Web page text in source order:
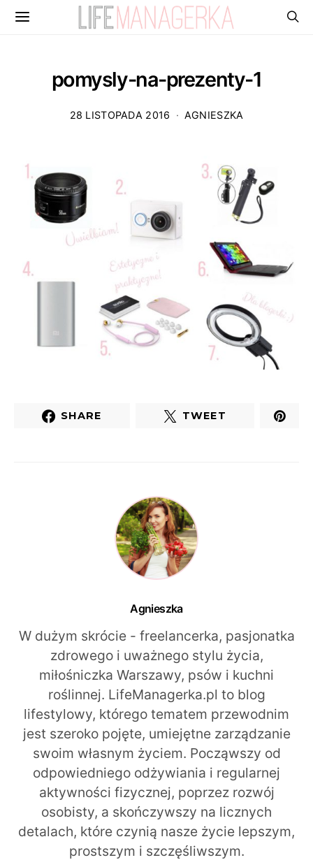
pomysly-na-prezenty-1
28 LISTOPADA 2016 AGNIESZKA
SHARE TWEET
Agnieszka
W dużym skrócie - freelancerka, pasjonatka
zdrowego i uważnego stylu życia,
miłośniczka Warszawy, psów i kuchni
roślinnej. LifeManagerka.pl to blog
lifestylowy, którego tematem przewodnim
jest szeroko pojęte, umiejętne zarządzanie
swoim własnym życiem. Począwszy od
odpowiedniego odżywiania i regularnej
aktywności fizycznej, poprzez rozwój
osobisty, a skończywszy na licznych
detalach, które czynią nasze życie lepszym,
prostszym i szczęśliwszym.